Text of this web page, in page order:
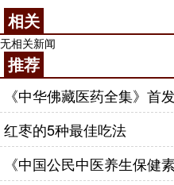
科研成果30余项。培养和
才，现有博士、硕士生
上，多名专家享受政府特
医学学术委员会委员，
权点，内科学和肿瘤学是
医院拥有一批先进的
检验、X线、病理、超声
设备齐全，拥有PET-CT
相关
无相关新闻
推荐
《中华佛藏医药全集》首
红枣的5种最佳吃法
《中国公民中医养生保健